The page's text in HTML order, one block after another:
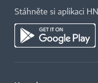
Stáhněte si aplikaci HN